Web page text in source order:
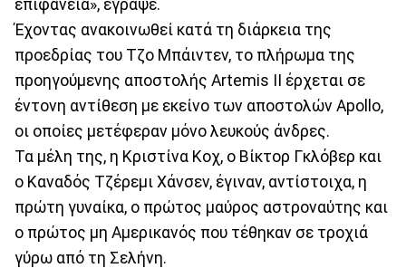
επιφάνεια», έγραψε.
Έχοντας ανακοινωθεί κατά τη διάρκεια της
προεδρίας του Τζο Μπάιντεν, το πλήρωμα της
προηγούμενης αποστολής Artemis II έρχεται σε
έντονη αντίθεση με εκείνο των αποστολών Apollo,
οι οποίες μετέφεραν μόνο λευκούς άνδρες.
Τα μέλη της, η Κριστίνα Κοχ, ο Βίκτορ Γκλόβερ και
ο Καναδός Τζέρεμι Χάνσεν, έγιναν, αντίστοιχα, η
πρώτη γυναίκα, ο πρώτος μαύρος αστροναύτης και
ο πρώτος μη Αμερικανός που τέθηκαν σε τροχιά
γύρω από τη Σελήνη.